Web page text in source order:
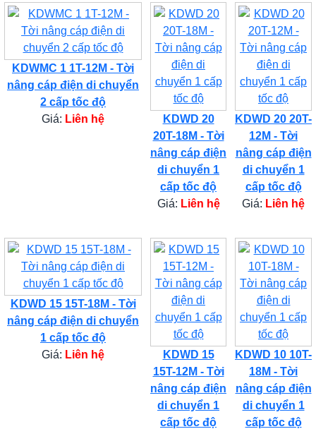
KDWMC 1 1T-12M - Tời
nâng cáp điện di chuyển
2 cấp tốc độ
Giá: Liên hệ
KDWD 20
20T-18M - Tời
nâng cáp điện
di chuyển 1
cấp tốc độ
Giá: Liên hệ
KDWD 20 20T-
12M - Tời
nâng cáp điện
di chuyển 1
cấp tốc độ
Giá: Liên hệ
KDWD 15 15T-18M - Tời
nâng cáp điện di chuyển
1 cấp tốc độ
Giá: Liên hệ
KDWD 15
15T-12M - Tời
nâng cáp điện
di chuyển 1
cấp tốc độ
KDWD 10 10T-
18M - Tời
nâng cáp điện
di chuyển 1
cấp tốc độ